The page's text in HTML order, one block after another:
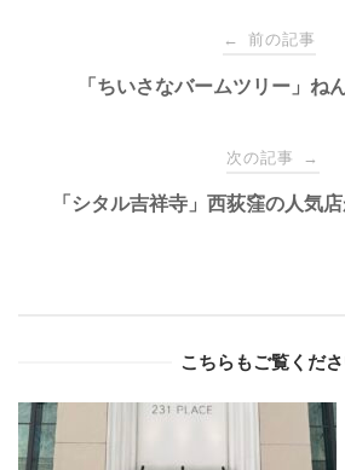
navigation
← 前の記事
「ちいさなバームツリー」ね
次の記事 →
「シタル吉祥寺」西荻窪の人気
こちらもご覧くだ